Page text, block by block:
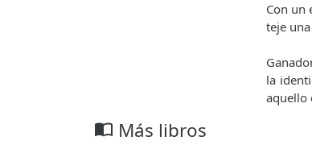
Con un
teje
la
aquello
import_contacts Más libros